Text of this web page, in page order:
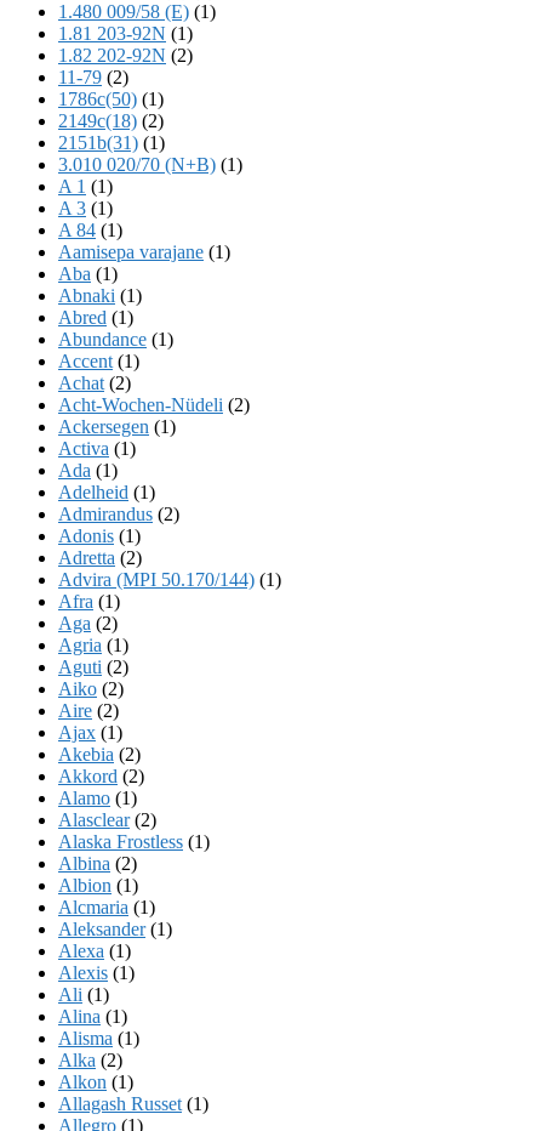
1.480 009/58 (E) (1)
1.81 203-92N (1)
1.82 202-92N (2)
11-79 (2)
1786c(50) (1)
2149c(18) (2)
2151b(31) (1)
3.010 020/70 (N+B) (1)
A 1 (1)
A 3 (1)
A 84 (1)
Aamisepa varajane (1)
Aba (1)
Abnaki (1)
Abred (1)
Abundance (1)
Accent (1)
Achat (2)
Acht-Wochen-Nüdeli (2)
Ackersegen (1)
Activa (1)
Ada (1)
Adelheid (1)
Admirandus (2)
Adonis (1)
Adretta (2)
Advira (MPI 50.170/144) (1)
Afra (1)
Aga (2)
Agria (1)
Aguti (2)
Aiko (2)
Aire (2)
Ajax (1)
Akebia (2)
Akkord (2)
Alamo (1)
Alasclear(2)
Alaska Frostless (1)
Albina (2)
Albion (1)
Alcmaria (1)
Aleksander(1)
Alexa (1)
Alexis (1)
Ali (1)
Alina (1)
Alisma (1)
Alka (2)
Alkon (1)
Allagash Russet (1)
Allegro (1)